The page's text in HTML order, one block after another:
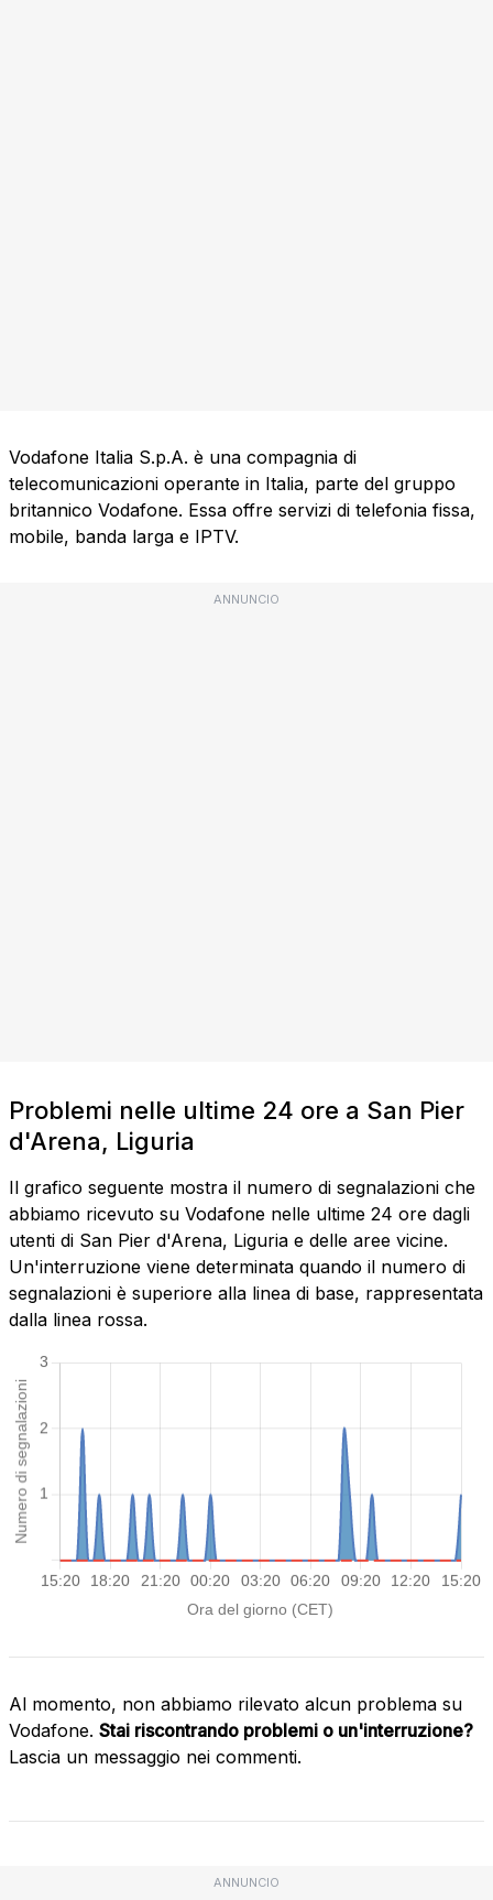
Vodafone Italia S.p.A. è una compagnia di
telecomunicazioni operante in Italia, parte del gruppo
britannico Vodafone. Essa offre servizi di telefonia fissa,
mobile, banda larga e IPTV.
ANNUNCIO
Problemi nelle ultime 24 ore a San Pier
d'Arena, Liguria
Il grafico seguente mostra il numero di segnalazioni che
abbiamo ricevuto su Vodafone nelle ultime 24 ore dagli
utenti di San Pier d'Arena, Liguria e delle aree vicine.
Un'interruzione viene determinata quando il numero di
segnalazioni è superiore alla linea di base, rappresentata
dalla linea rossa.
Al momento, non abbiamo rilevato alcun problema su
Vodafone. Stai riscontrando problemi o un'interruzione?
Lascia un messaggio nei commenti.
ANNUNCIO